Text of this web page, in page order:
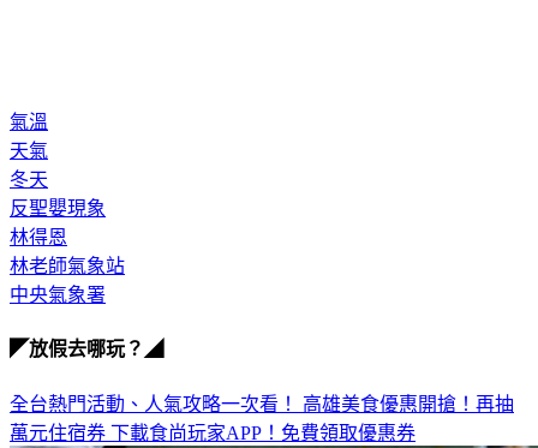
天氣
冬天
反聖嬰現象
林得恩
林老師氣象站
中央氣象署
萬元住宿券下載食尚玩家APP！免費領取優惠券